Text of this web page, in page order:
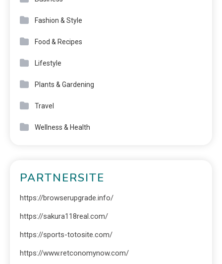
Fashion & Style
Food & Recipes
Lifestyle
Plants & Gardening
Travel
Wellness & Health
PARTNERSITE
https://browserupgrade.info/
https://sakura118real.com/
https://sports-totosite.com/
https://www.retconomynow.com/